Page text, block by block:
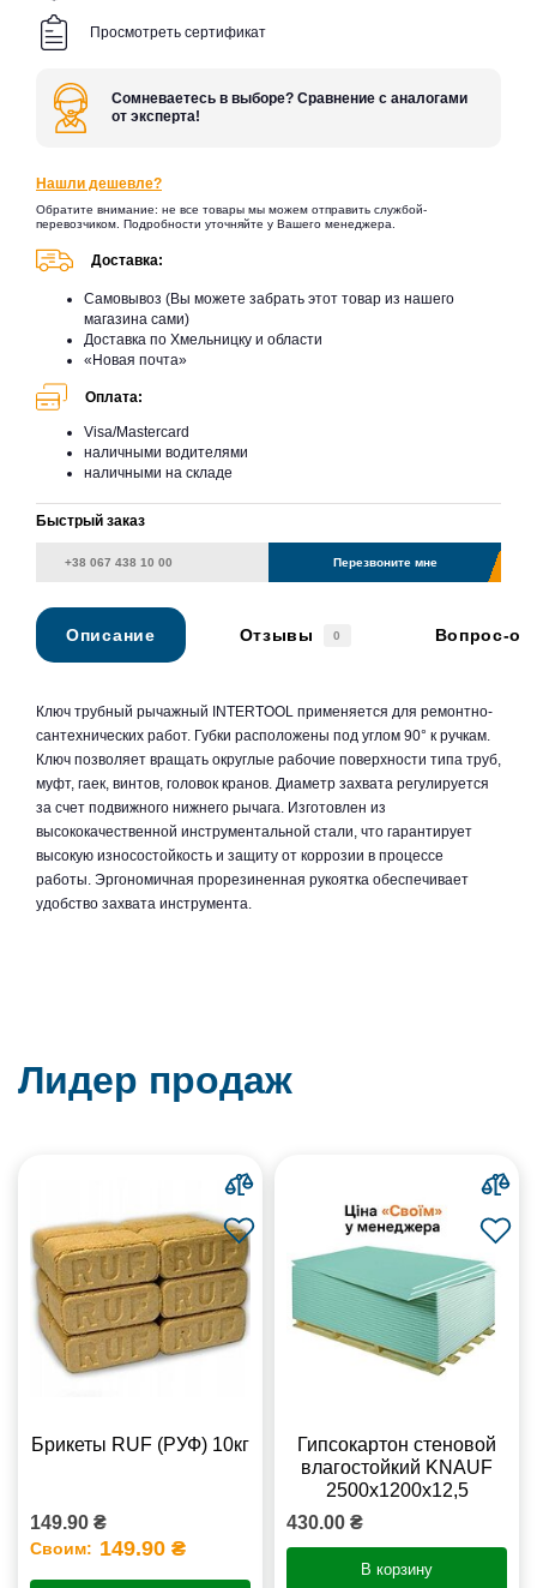
Просмотреть сертификат
Сомневаетесь в выборе? Сравнение с аналогами
от эксперта!
Нашли дешевле?
Обратите внимание: не все товары мы можем отправить службой-
перевозчиком. Подробности уточняйте у Вашего менеджера.
Доставка:
Самовывоз (Вы можете забрать этот товар из нашего
магазина сами)
Доставка по Хмельницку и области
«Новая почта»
Оплата:
Visa/Mastercard
наличными водителями
наличными на складе
Быстрый заказ
Перезвоните мне
Описание Отзывы 0 Вопрос-
Ключ трубный рычажный INTERTOOL применяется для ремонтно-
сантехнических работ. Губки расположены под углом 90° к ручкам.
Ключ позволяет вращать округлые рабочие поверхности типа труб,
муфт, гаек, винтов, головок кранов. Диаметр захвата регулируется
за счет подвижного нижнего рычага. Изготовлен из
высококачественной инструментальной стали, что гарантирует
высокую износостойкость и защиту от коррозии в процессе
работы. Эргономичная прорезиненная рукоятка обеспечивает
удобство захвата инструмента.
Лидер продаж
Брикеты RUF (РУФ) 10кг
149.90 ₴
Своим: 149.90 ₴
Гипсокартон стеновой
влагостойкий KNAUF
2500х1200х12,5
430.00 ₴
В корзину